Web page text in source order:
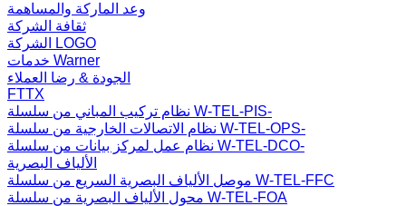
وعد الماركة والمساهمة
ثقافة الشركة
الشركة LOGO
خدمات Warner
الجودة & رضا العملاء
FTTX
نظام تركيب المباني من سلسلة W-TEL-PIS-
نظام الاتصالات الخارجية من سلسلة W-TEL-OPS-
نظام عمل لمركز بيانات من سلسلة W-TEL-DCO-
الألياف البصرية
موصل الألياف البصرية السريع من سلسلة W-TEL-FFC
محول الألياف البصرية من سلسلة W-TEL-FOA